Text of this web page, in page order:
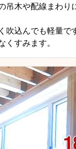
吊木や配線まわり
吹込んでも軽量で
くすみます。